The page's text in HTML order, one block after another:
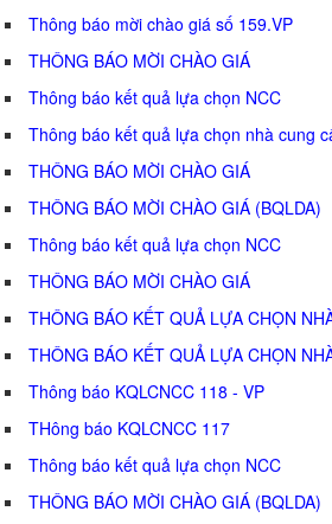
Thông báo mời chào giá số 159.VP
THÔNG BÁO MỜI CHÀO GIÁ
Thông báo kết quả lựa chọn NCC
Thông báo kết quả lựa chọn nhà cung
THÔNG BÁO MỜI CHÀO GIÁ
THÔNG BÁO MỜI CHÀO GIÁ (BQLDA)
Thông báo kết quả lựa chọn NCC
THÔNG BÁO MỜI CHÀO GIÁ
THÔNG BÁO KẾT QUẢ LỰA CHỌN
THÔNG BÁO KẾT QUẢ LỰA CHỌN
Thông báo KQLCNCC 118 - VP
THông báo KQLCNCC 117
Thông báo kết quả lựa chọn NCC
THÔNG BÁO MỜI CHÀO GIÁ (BQLDA)